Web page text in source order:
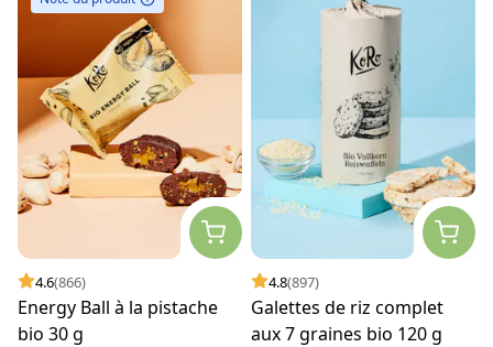
4.6(866)
Energy Ball à la pistache
bio 30 g
4.8(897)
Galettes de riz complet
aux 7 graines bio 120 g